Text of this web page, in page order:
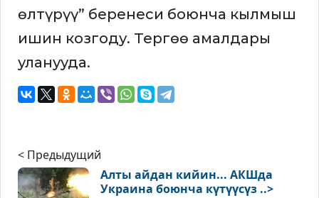
өлтүрүү” беренеси боюнча кылмыш
ишин козгоду. Тергөө амалдары
уланууда.
< Предыдущий
Алты айдан кийин... АКШда
Украина боюнча күтүүсүз ..>